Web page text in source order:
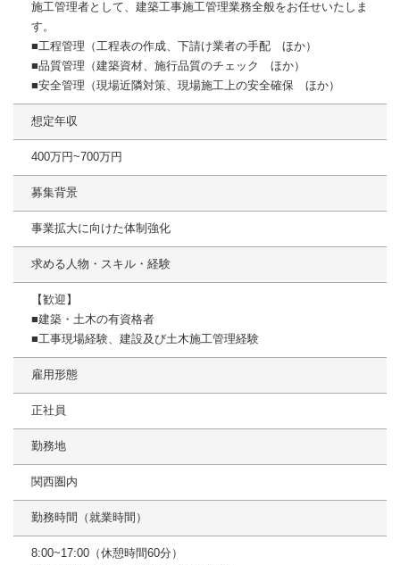
施工管理者として、建築工事施工管理業務全般をお任せいたしま
す。
■工程管理（工程表の作成、下請け業者の手配 ほか）
■品質管理（建築資材、施行品質のチェック ほか）
■安全管理（現場近隣対策、現場施工上の安全確保 ほか）
想定年収
400万円~700万円
募集背景
事業拡大に向けた体制強化
求める人物・スキル・経験
【歓迎】
■建築・土木の有資格者
■工事現場経験、建設及び土木施工管理経験
雇用形態
正社員
勤務地
関西圏内
勤務時間（就業時間）
8:00~17:00（休憩時間60分）